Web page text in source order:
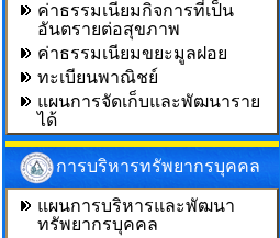
ค่าธรรมเนียมกิจการที่เป็น
อันตรายต่อสุขภาพ
ค่าธรรมเนียมขยะมูลฝอย
ทะเบียนพาณิชย์
แผนการจัดเก็บและพัฒนาราย
ได้
การบริหารทรัพยากรบุคคล
แผนการบริหารและพัฒนา
ทรัพยากรบุคคล